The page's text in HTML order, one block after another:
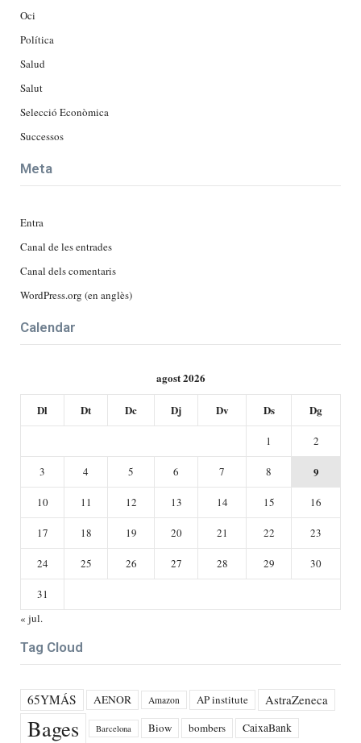
Oci
Política
Salud
Salut
Selecció Econòmica
Successos
Meta
Entra
Canal de les entrades
Canal dels comentaris
WordPress.org (en anglès)
Calendar
agost 2026
Dl Dt Dc Dj Dv Ds Dg
1 2
3 4 5 6 7 8 9
10 11 12 13 14 15 16
17 18 19 20 21 22 23
24 25 26 27 28 29 30
31
« jul.
Tag Cloud
65YMÁS AENOR Amazon AP institute AstraZeneca
Bages Barcelona Biow bombers CaixaBank